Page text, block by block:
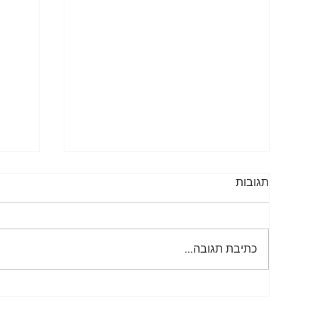
שלטי נגישות
תגובות
כתיבת תגובה...